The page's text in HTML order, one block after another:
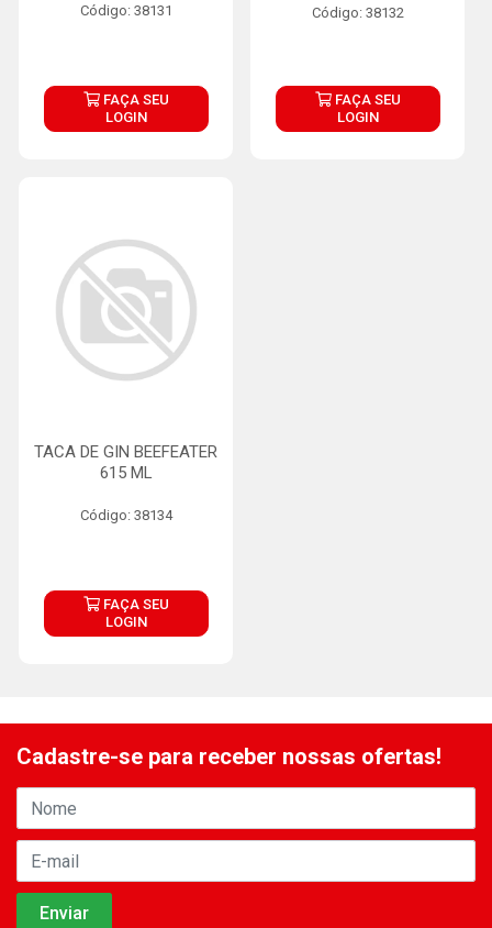
Código: 38131
FAÇA SEU
LOGIN
Código: 38132
FAÇA SEU
LOGIN
TACA DE GIN BEEFEATER
615 ML
Código: 38134
FAÇA SEU
LOGIN
Cadastre-se para receber nossas ofertas!